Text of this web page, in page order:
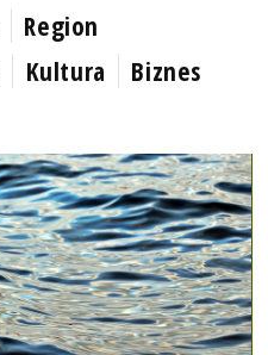
Region
Kultura
Biznes